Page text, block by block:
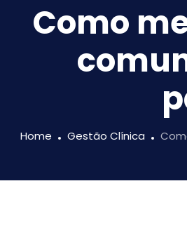
Como
Home Gestão Clínica